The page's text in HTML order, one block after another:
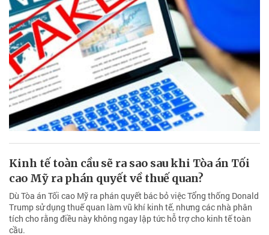
Kinh tế toàn cầu sẽ ra sao sau khi Tòa án Tối
cao Mỹ ra phán quyết về thuế quan?
Dù Tòa án Tối cao Mỹ ra phán quyết bác bỏ việc Tổng thống Donald
Trump sử dụng thuế quan làm vũ khí kinh tế, nhưng các nhà phân
tích cho rằng điều này không ngay lập tức hỗ trợ cho kinh tế toàn
cầu.